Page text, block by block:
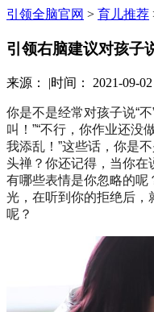
引领全脑官网 > 育儿推荐
引领右脑建议对孩子
来源： |时间： 2021-09-02
你是不是经常对孩子说“不
叫！”“不行，你作业还没
我添乱！”这些话，你是
头禅？你还记得，当你在
有哪些表情是你忽略的呢
光，在听到你的拒绝后，
呢？